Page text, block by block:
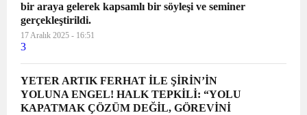
bir araya gelerek kapsamlı bir söyleşi ve seminer
gerçekleştirildi.
17 Aralık 2025 - 16:51
3
YETER ARTIK FERHAT İLE ŞİRİN’İN
YOLUNA ENGEL! HALK TEPKİLİ: “YOLU
KAPATMAK ÇÖZÜM DEĞİL, GÖREVİNİ